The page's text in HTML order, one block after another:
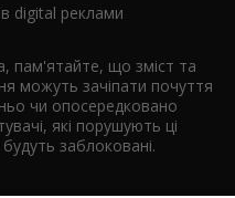
digital реклами
пам'ятайте, що зміст та
можуть зачіпати почуття
чи опосередковано
які порушують ці
заблоковані.